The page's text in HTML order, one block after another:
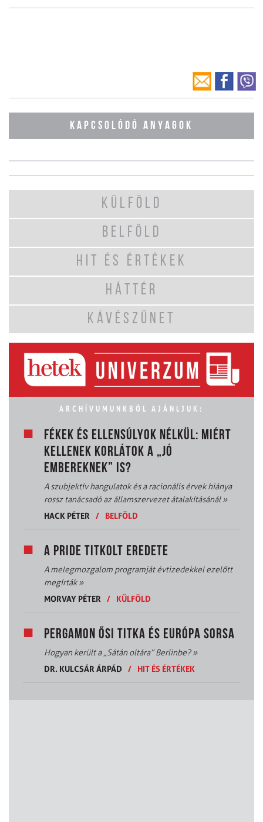
KAPCSOLÓDÓ ANYAGOK
KÜLFÖLD
BELFÖLD
HIT ÉS ÉRTÉKEK
HÁTTÉR
KÁVÉSZÜNET
ARCHÍVUMUNKBÓL AJÁNLJUK:
FÉKEK ÉS ELLENSÚLYOK NÉLKÜL: MIÉRT
KELLENEK KORLÁTOK A „JÓ
EMBEREKNEK” IS?
A szubjektív hangulatok és a racionális érvek hiánya
rossz tanácsadó az államszervezet átalakításánál»
HACK PÉTER
/ BELFÖLD
A PRIDE TITKOLT EREDETE
A melegmozgalom programját évtizedekkel ezelőtt
megírták»
MORVAY PÉTER
/ KÜLFÖLD
PERGAMON ŐSI TITKA ÉS EURÓPA SORSA
Hogyan került a „Sátán oltára” Berlinbe?»
DR. KULCSÁR ÁRPÁD
/ HIT ÉS ÉRTÉKEK